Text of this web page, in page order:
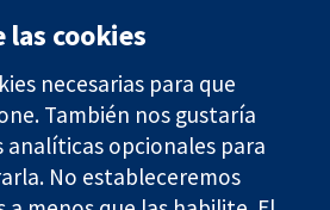
13 Cavendish
0AN
Contacto
Noticias
Prensa
Sobre
las cookies
necesarias para que
También nos gustaría
analíticas opcionales para
No estableceremos